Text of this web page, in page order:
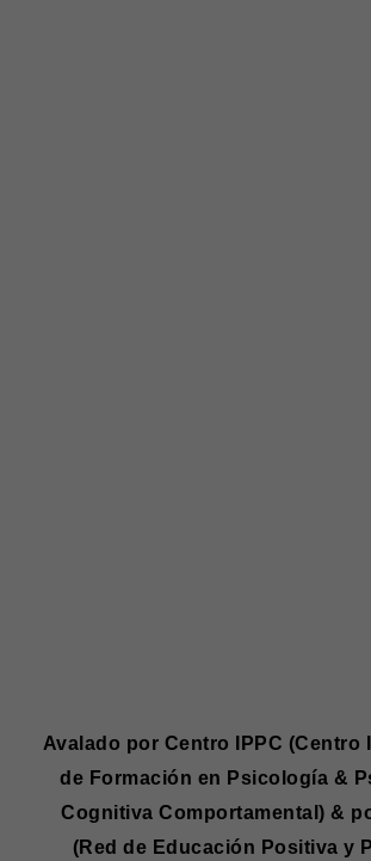
Avalado por Centro IPPC (Centro
de Formación en Psicología &
Cognitiva Comportamental) &
(Red de Educación Positiva y